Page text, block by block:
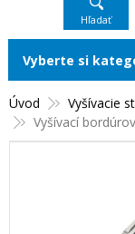
Hľadať
Úvod Vyšívacie
Vyšívací
Vyberte si